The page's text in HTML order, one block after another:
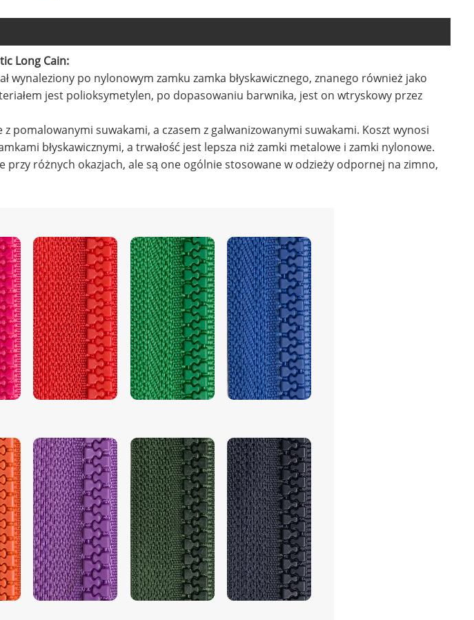
Long Cain:
wynaleziony po nylonowym zamku zamka błyskawicznego, znanego również jako
jest polioksymetylen, po dopasowaniu barwnika, jest on wtryskowy przez
pomalowanymi suwakami, a czasem z galwanizowanymi suwakami. Koszt wynosi
błyskawicznymi, a trwałość jest lepsza niż zamki metalowe i zamki nylonowe.
przy różnych okazjach, ale są one ogólnie stosowane w odzieży odpornej na zimno,